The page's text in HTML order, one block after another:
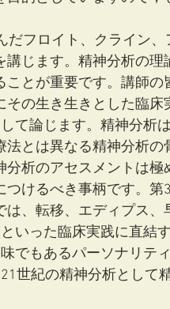
だフロイト、クライン
じます。精神分析の
ことが重要です。講師
の生き生きとした臨床
て論じます。精神分析
法とは異なる精神分析
分析のアセスメントは
つけるべき事柄です。
、転移、エディプス、
いった臨床実践に直結
でもあるパーソナリテ
世紀の精神分析として